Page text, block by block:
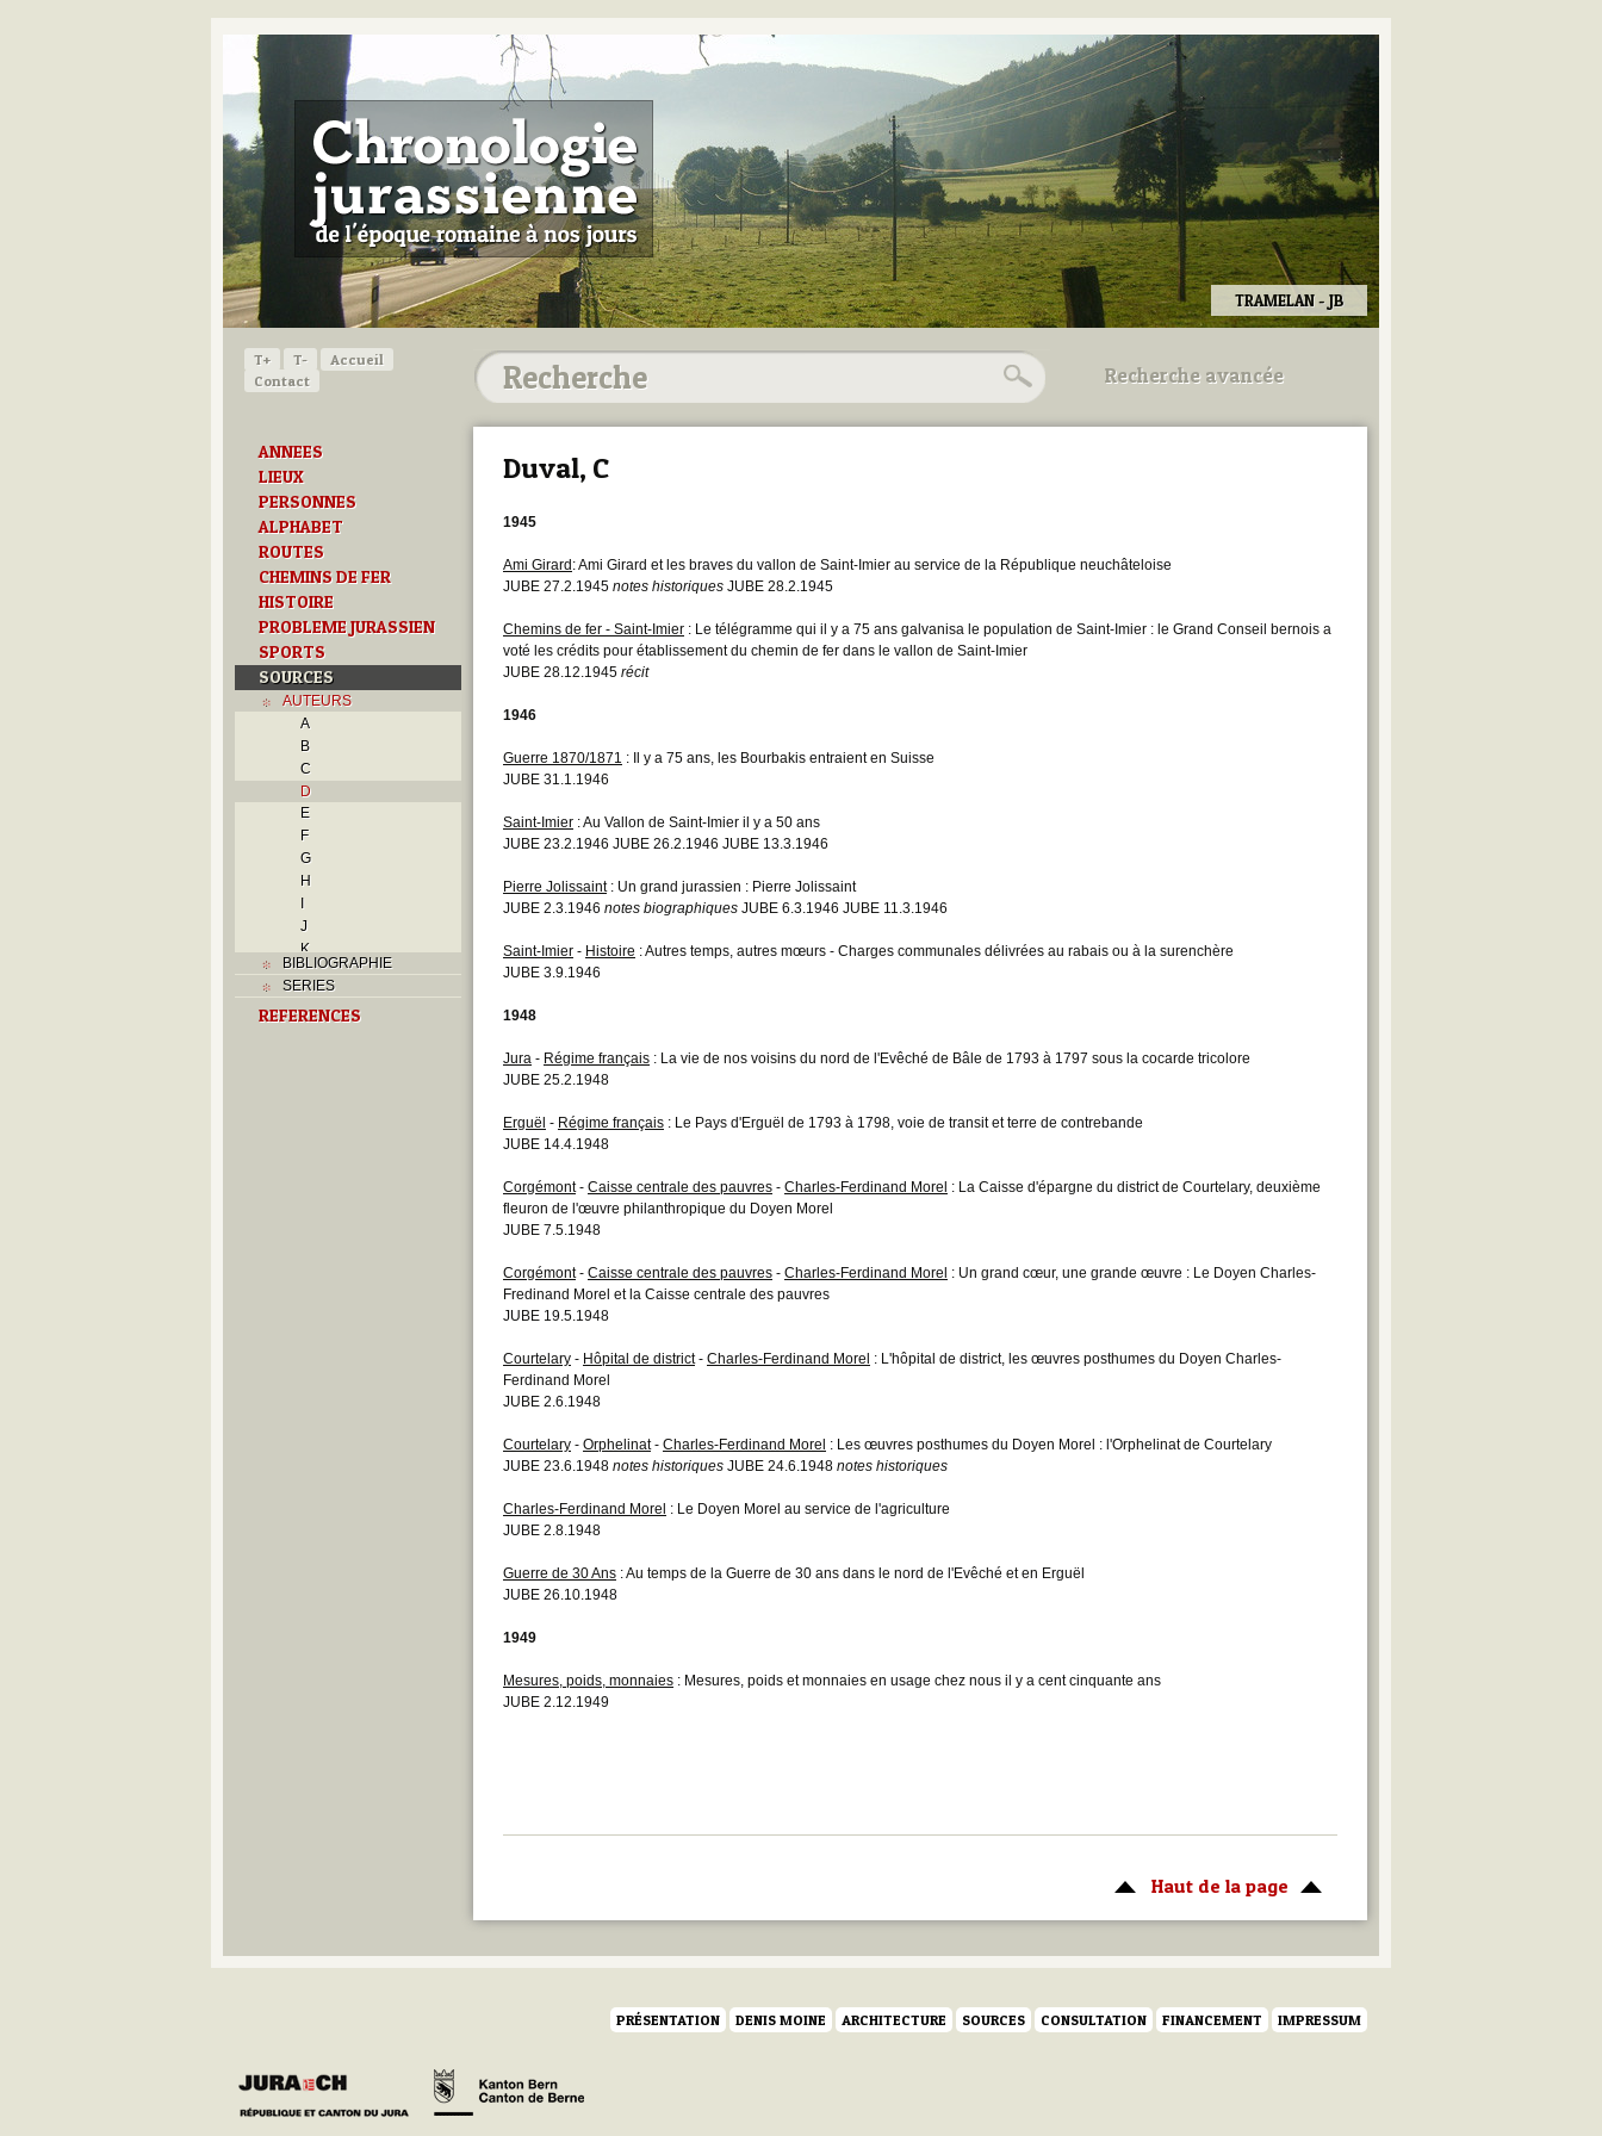
TRAMELAN - JB
T+ T-
Accueil
Contact
ANNEES
LIEUX
PERSONNES
ALPHABET
ROUTES
CHEMINS DE FER
HISTOIRE
PROBLEME JURASSIEN
SPORTS
SOURCES
AUTEURS
A
B
C
D
E
F
G
H
I
J
K
L
M
N
BIBLIOGRAPHIE
SERIES
REFERENCES
Recherche avancée
Utilisez les champs ci-dessous
Duval, C
1945
Ami Girard: Ami Girard et les braves du vallon de Saint-Imier au service de la République neuchâteloise
JUBE 27.2.1945 notes historiques JUBE 28.2.1945
Chemins de fer - Saint-Imier : Le télégramme qui il y a 75 ans galvanisa le population de Saint-Imier : le Grand Conseil bernois a
voté les crédits pour établissement du chemin de fer dans le vallon de Saint-Imier
JUBE 28.12.1945 récit
1946
Guerre 1870/1871 : Il y a 75 ans, les Bourbakis entraient en Suisse
JUBE 31.1.1946
Saint-Imier : Au Vallon de Saint-Imier il y a 50 ans
JUBE 23.2.1946 JUBE 26.2.1946 JUBE 13.3.1946
Pierre Jolissaint: Un grand jurassien : Pierre Jolissaint
JUBE 2.3.1946 notes biographiques JUBE 6.3.1946 JUBE 11.3.1946
Saint-Imier - Histoire : Autres temps, autres mœurs - Charges communales délivrées au rabais ou à la surenchère
JUBE 3.9.1946
1948
Jura - Régime français : La vie de nos voisins du nord de l'Evêché de Bâle de 1793 à 1797 sous la cocarde tricolore
JUBE 25.2.1948
Erguël - Régime français : Le Pays d'Erguël de 1793 à 1798, voie de transit et terre de contrebande
JUBE 14.4.1948
Corgémont- Caisse centrale des pauvres - Charles-Ferdinand Morel : La Caisse d'épargne du district de Courtelary, deuxième
fleuron de l'œuvre philanthropique du Doyen Morel
JUBE 7.5.1948
Corgémont- Caisse centrale des pauvres - Charles-Ferdinand Morel : Un grand cœur, une grande œuvre : Le Doyen Charles-
Fredinand Morel et la Caisse centrale des pauvres
JUBE 19.5.1948
Courtelary - Hôpital de district- Charles-Ferdinand Morel : L'hôpital de district, les œuvres posthumes du Doyen Charles-
Ferdinand Morel
JUBE 2.6.1948
Courtelary - Orphelinat- Charles-Ferdinand Morel : Les œuvres posthumes du Doyen Morel : l'Orphelinat de Courtelary
JUBE 23.6.1948 notes historiques JUBE 24.6.1948 notes historiques
Charles-Ferdinand Morel : Le Doyen Morel au service de l'agriculture
JUBE 2.8.1948
Guerre de 30 Ans : Au temps de la Guerre de 30 ans dans le nord de l'Evêché et en Erguël
JUBE 26.10.1948
1949
Mesures, poids, monnaies : Mesures, poids et monnaies en usage chez nous il y a cent cinquante ans
JUBE 2.12.1949
Haut de la page
PRÉSENTATION DENIS MOINE ARCHITECTURE SOURCES CONSULTATION FINANCEMENT IMPRESSUM